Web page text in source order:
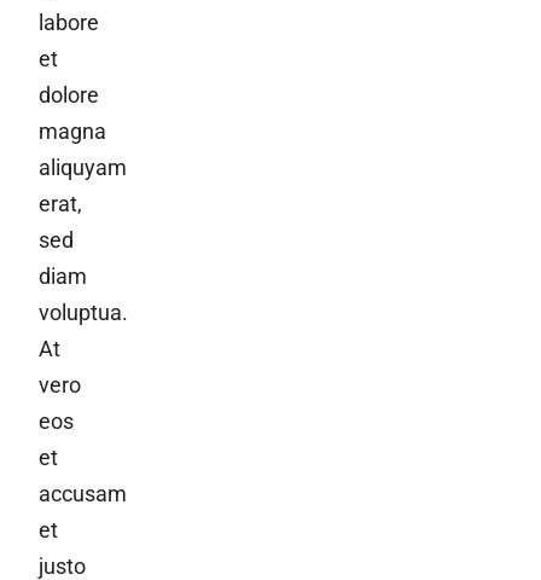
labore
et
dolore
magna
aliquyam
erat,
sed
diam
voluptua.
At
vero
eos
et
accusam
et
justo